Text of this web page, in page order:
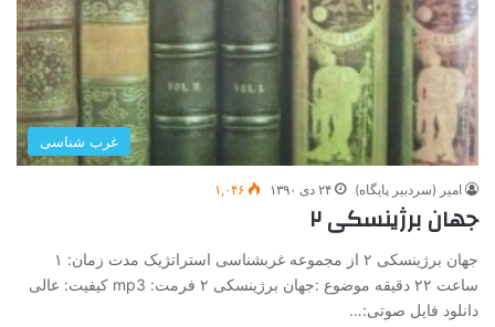
غرب شناسی
امیر (سردبیر پایگاه) ۲۴ دی ۱۳۹۰ ۱,۰۴۶
جهان برژینسکی ۲
جهان برژینسکی ۲ از مجموعه غرب­شناسی استراتژیک مدت زمان: ۱
ساعت ۲۲ دقیقه موضوع :جهان برژینسکی ۲ فرمت: mp3 کیفیت: عالی
دانلود فایل صوتی:…